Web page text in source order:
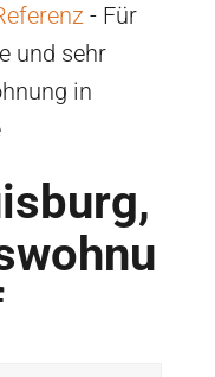
- Für
und sehr
in